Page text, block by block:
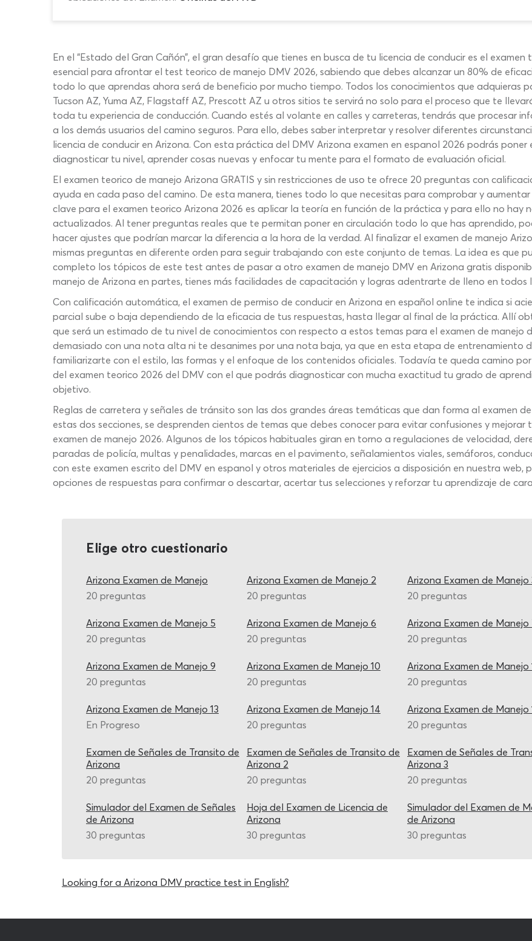
En el “Estado del Gran Cañón”, el gran desafío que tienes en busca de tu licencia de conducir es el
esencial para afrontar el test teorico de manejo DMV 2026, sabiendo que debes alcanzar un 80% de
todo lo que aprendas ahora será de beneficio por mucho tiempo. Todos los conocimientos que adquieras
Tucson AZ, Yuma AZ, Flagstaff AZ, Prescott AZ u otros sitios te servirá no solo para el proceso que te
toda tu experiencia de conducción. Cuando estés al volante en calles y carreteras, tendrás que procesar
a los demás usuarios del camino seguros. Para ello, debes saber interpretar y resolver diferentes
licencia de conducir en Arizona. Con esta práctica del DMV Arizona examen en espanol 2026 podrás
diagnosticar tu nivel, aprender cosas nuevas y enfocar tu mente para el formato de evaluación oficial.
El examen teorico de manejo Arizona GRATIS y sin restricciones de uso te ofrece 20 preguntas con
ayuda en cada paso del camino. De esta manera, tienes todo lo que necesitas para comprobar y
clave para el examen teorico Arizona 2026 es aplicar la teoría en función de la práctica y para ello no hay
actualizados. Al tener preguntas reales que te permitan poner en circulación todo lo que has aprendido,
hacer ajustes que podrían marcar la diferencia a la hora de la verdad. Al finalizar el examen de manejo
mismas preguntas en diferente orden para seguir trabajando con este conjunto de temas. La idea es que
completo los tópicos de este test antes de pasar a otro examen de manejo DMV en Arizona gratis
manejo de Arizona en partes, tienes más facilidades de capacitación y logras adentrarte de lleno en todos
Con calificación automática, el examen de permiso de conducir en Arizona en español online te indica si
parcial sube o baja dependiendo de la eficacia de tus respuestas, hasta llegar al final de la práctica. Allí
que será un estimado de tu nivel de conocimientos con respecto a estos temas para el examen de manejo
demasiado con una nota alta ni te desanimes por una nota baja, ya que en esta etapa de entrenamiento
familiarizarte con el estilo, las formas y el enfoque de los contenidos oficiales. Todavía te queda camino
del examen teorico 2026 del DMV con el que podrás diagnosticar con mucha exactitud tu grado de
objetivo.
Reglas de carretera y señales de tránsito son las dos grandes áreas temáticas que dan forma al examen
estas dos secciones, se desprenden cientos de temas que debes conocer para evitar confusiones y
examen de manejo 2026. Algunos de los tópicos habituales giran en torno a regulaciones de velocidad,
paradas de policía, multas y penalidades, marcas en el pavimento, señalamientos viales, semáforos,
con este examen escrito del DMV en espanol y otros materiales de ejercicios a disposición en nuestra
opciones de respuestas para confirmar o descartar, acertar tus selecciones y reforzar tu aprendizaje de
Elige otro cuestionario
Arizona Examen de Manejo
20 preguntas
Arizona Examen de Manejo 2
20 preguntas
Arizona Examen de Manejo
20 preguntas
Arizona Examen de Manejo 5
20 preguntas
Arizona Examen de Manejo 6
20 preguntas
Arizona Examen de Manejo
20 preguntas
Arizona Examen de Manejo 9
20 preguntas
Arizona Examen de Manejo 10
20 preguntas
Arizona Examen de Manejo
20 preguntas
Arizona Examen de Manejo 13
En Progreso
Arizona Examen de Manejo 14
20 preguntas
Arizona Examen de Manejo
20 preguntas
Examen de Señales de Transito de
Arizona
20 preguntas
Examen de Señales de Transito de
Arizona 2
20 preguntas
Examen de Señales de
Arizona 3
20 preguntas
Simulador del Examen de Señales
de Arizona
30 preguntas
Hoja del Examen de Licencia de
Arizona
30 preguntas
Simulador del Examen de
de Arizona
30 preguntas
Looking for a Arizona DMV practice test in English?